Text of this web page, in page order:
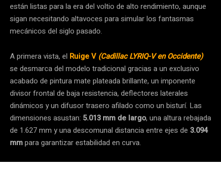
están listas para la era del voltio de alto rendimiento, aunque
sigan necesitando altavoces para simular los fantasmas
mecánicos del siglo pasado.
A primera vista, el Ruige V (Cadillac LYRIQ-V en Occidente)
se desmarca del modelo tradicional gracias a un exclusivo
acabado de pintura mate plateada brillante, un imponente
divisor frontal de baja resistencia, deflectores laterales
dinámicos y un difusor trasero afilado como un bisturí. Las
dimensiones asustan: 5.013 mm de largo, una altura rebajada
de 1.627 mm y una descomunal distancia entre ejes de 3.094
mmpara garantizar estabilidad en curva.